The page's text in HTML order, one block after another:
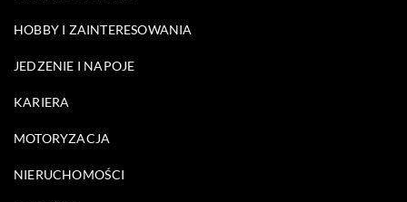
HOBBY I ZAINTERESOWANIA
JEDZENIE I NAPOJE
KARIERA
MOTORYZACJA
NIERUCHOMOŚCI